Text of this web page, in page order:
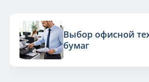
Выбор офисной
бумаг